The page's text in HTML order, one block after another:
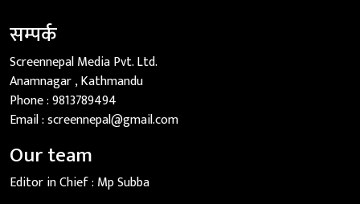
सम्पर्क
Screennepal Media Pvt. Ltd.
Anamnagar , Kathmandu
Phone :9813789494
Email :screennepal@gmail.com
Our team
Editor in Chief : Mp Subba